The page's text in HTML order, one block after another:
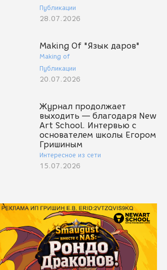
Публикации
28.07.2026
Making Of "Язык даров"
Making of
Публикации
20.07.2026
Журнал продолжает
выходить — благодаря New
Art School. Интервью с
основателем школы Егором
Гришиным
Интересное из сети
15.07.2026